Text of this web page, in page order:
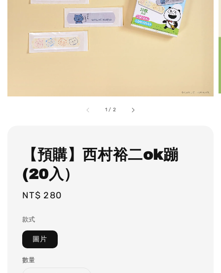
1 / 2
【預購】西村裕二ok蹦
(20入）
Regular
NT$ 280
款式
圖片
數量